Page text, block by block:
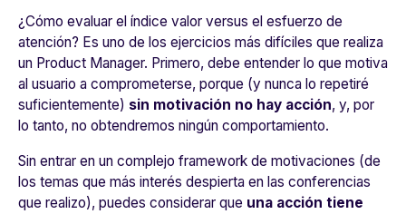
¿Cómo evaluar el índice valor versus el esfuerzo de
atención? Es uno de los ejercicios más difíciles que realiza
un Product Manager. Primero, debe entender lo que motiva
al usuario a comprometerse, porque (y nunca lo repetiré
suficientemente) sin motivación no hay acción, y, por
lo tanto, no obtendremos ningún comportamiento.
Sin entrar en un complejo framework de motivaciones (de
los temas que más interés despierta en las conferencias
que realizo), puedes considerar que una acción tiene